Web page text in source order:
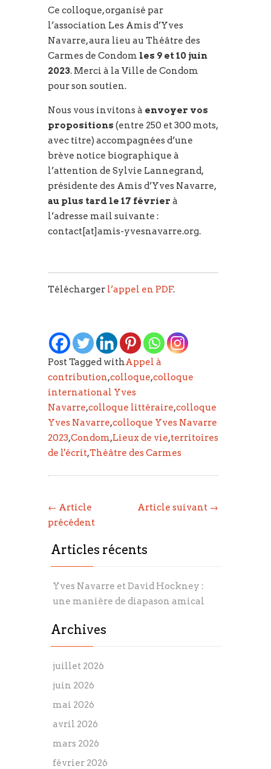
Ce colloque, organisé par
l’association Les Amis d’Yves
Navarre, aura lieu au Théâtre des
Carmes de Condom les 9 et 10 juin
2023. Merci à la Ville de Condom
pour son soutien.
Nous vous invitons à envoyer vos
propositions (entre 250 et 300 mots,
avec titre) accompagnées d’une
brève notice biographique à
l’attention de Sylvie Lannegrand,
présidente des Amis d’Yves Navarre,
au plus tard le 17 février à
l’adresse mail suivante :
contact[at]amis-yvesnavarre.org.
Télécharger l’appel en PDF.
Post Tagged withAppel à
contribution,colloque,colloque
international Yves
Navarre,colloque littéraire,colloque
Yves Navarre,colloque Yves Navarre
2023,Condom,Lieux de vie,territoires
de l'écrit,Théâtre des Carmes
← Article
précédent
Article suivant →
Articles récents
Yves Navarre et David Hockney :
une manière de diapason amical
Archives
juillet 2026
juin 2026
mai 2026
avril 2026
mars 2026
février 2026